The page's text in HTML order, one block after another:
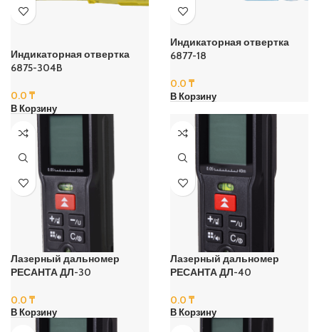
Индикаторная отвертка
6875-304B
0.0 ₸
В Корзину
Индикаторная отвертка
6877-18
0.0 ₸
В Корзину
Лазерный дальномер
РЕСАНТА ДЛ-30
0.0 ₸
В Корзину
Лазерный дальномер
РЕСАНТА ДЛ-40
0.0 ₸
В Корзину